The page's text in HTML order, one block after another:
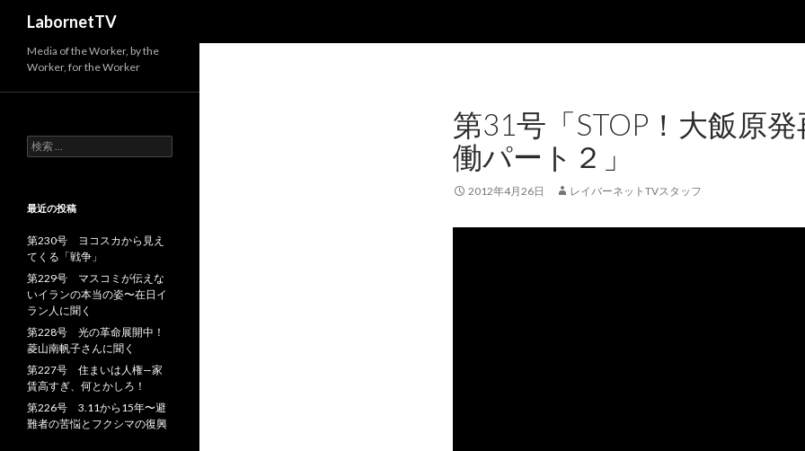
LabornetTV
第31号「STOP！大飯原発
働パート２」
2012年4月26日 レイバーネットTVスタッフ
Media of the Worker, by the
Worker, for the Worker
検
索
最近の投稿
第230号 ヨコスカから見え
てくる「戦争」
第229号 マスコミが伝えな
いイランの本当の姿〜在日イ
ラン人に聞く
第228号 光の革命展開中！
菱山南帆子さんに聞く
第227号 住まいは人権—家
賃高すぎ、何とかしろ！
第226号 3.11から15年〜避
難者の苦悩とフクシマの復興